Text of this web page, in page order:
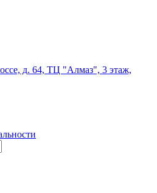
д. 64, ТЦ "Алмаз", 3 этаж,